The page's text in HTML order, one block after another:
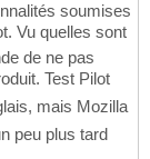
soumises
Vu quelles sont
de ne pas
Test Pilot
mais Mozilla
peu plus tard